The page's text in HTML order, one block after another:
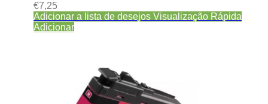
€7,25
Adicionar a lista de desejos Visualização Rápida
Adicionar